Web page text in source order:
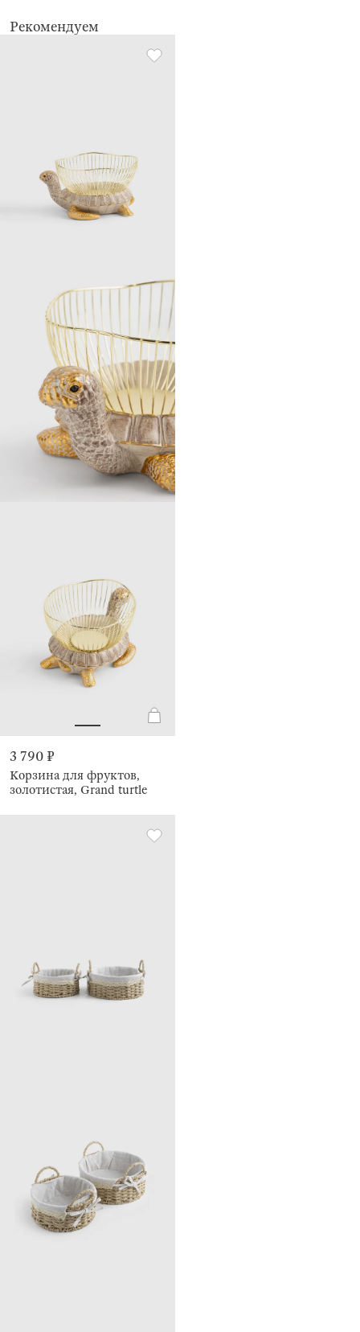
Рекомендуем
3 790 ₽
Корзина для фруктов,
золотистая, Grand turtle